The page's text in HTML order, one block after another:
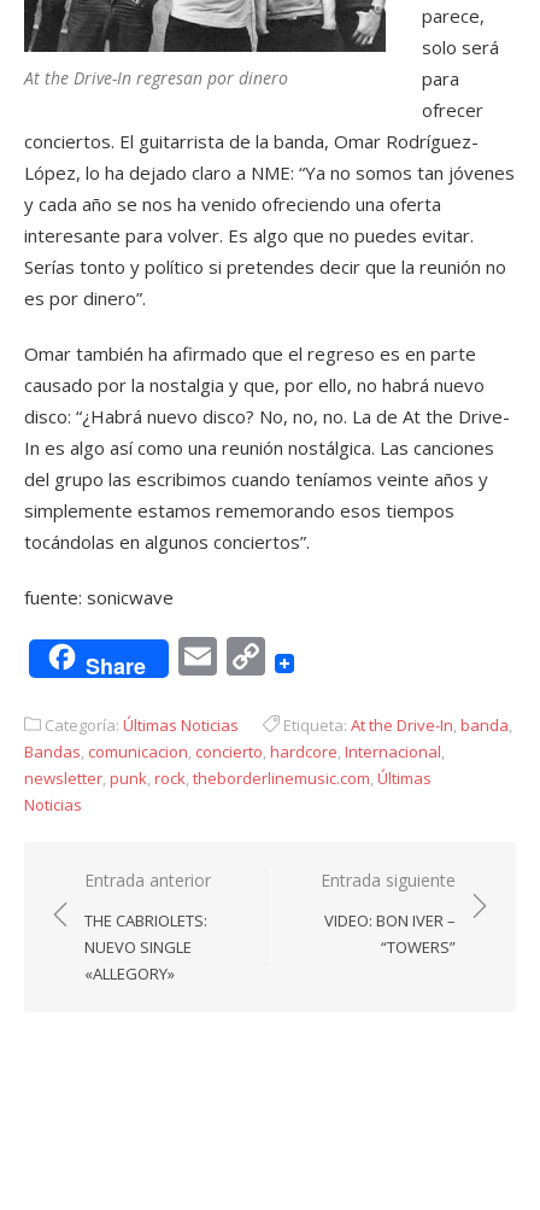
At the Drive-In regresan por dinero
parece,
solo será
para
ofrecer
conciertos. El guitarrista de la banda, Omar Rodríguez-
López, lo ha dejado claro a NME: “Ya no somos tan jóvenes
y cada año se nos ha venido ofreciendo una oferta
interesante para volver. Es algo que no puedes evitar.
Serías tonto y político si pretendes decir que la reunión no
es por dinero”.
Omar también ha afirmado que el regreso es en parte
causado por la nostalgia y que, por ello, no habrá nuevo
disco: “¿Habrá nuevo disco? No, no, no. La de At the Drive-
In es algo así como una reunión nostálgica. Las canciones
del grupo las escribimos cuando teníamos veinte años y
simplemente estamos rememorando esos tiempos
tocándolas en algunos conciertos”.
fuente: sonicwave
Share EmailCopy
Categoría: Últimas Noticias Etiqueta: At the Drive-In,banda,
Bandas, comunicacion, concierto,hardcore,Internacional,
newsletter,punk,rock,theborderlinemusic.com,Últimas
Noticias
Navegación
de
entradas
Entrada anterior
THE CABRIOLETS:
NUEVO SINGLE
«ALLEGORY»
Entrada siguiente
VIDEO: BON IVER –
“TOWERS”